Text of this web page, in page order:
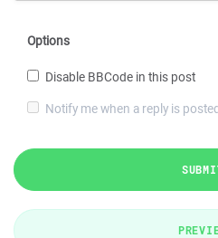
Options
Disable BBCode in this post
Notify me when a reply is